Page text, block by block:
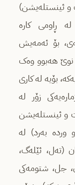
و ئینستلەیشن)
ڕاومی کارە
بۆ ئەمەیش
نوێ هەبوو وەک
بۆیە لە کاری
زۆر لە
و ئینستلەیشن
وردە بەرد) لە
(تەل، ئێلەگ،
جل، شتومەکی